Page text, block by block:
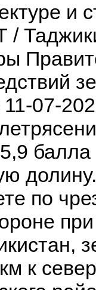
и
/
07-
по
к